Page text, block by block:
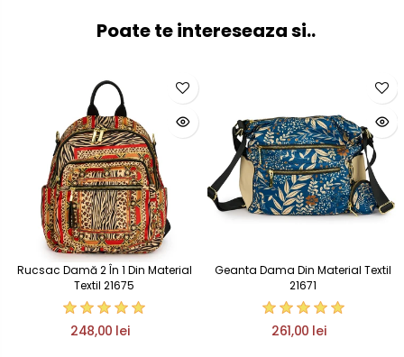
Poate te intereseaza si..
Rucsac Damă 2 În 1 Din Material
Textil 21675
248,00 lei
Geanta Dama Din Material Textil
21671
261,00 lei